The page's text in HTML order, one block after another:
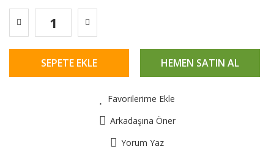
SEPETE EKLE HEMEN SATIN AL
Favorilerime Ekle
Arkadaşına Öner
Yorum Yaz